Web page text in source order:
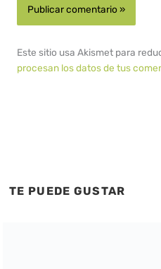
Este sitio usa Akismet para
procesan los datos de tus
TE PUEDE GUSTAR